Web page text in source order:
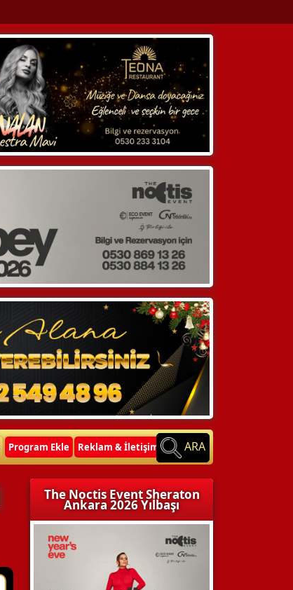
Program Ekle Reklam & İletişim ARA
The Noctis Event Sheraton
Ankara 2026 Yılbaşı